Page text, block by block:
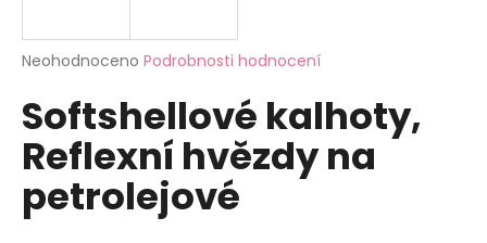
Průměrné
produktu
je
0,0
5
hvězdiček.
Neohodnoceno Podrobnosti hodnocení
Softshellové kalhoty,
Reflexní hvězdy na
petrolejové
j
t
?